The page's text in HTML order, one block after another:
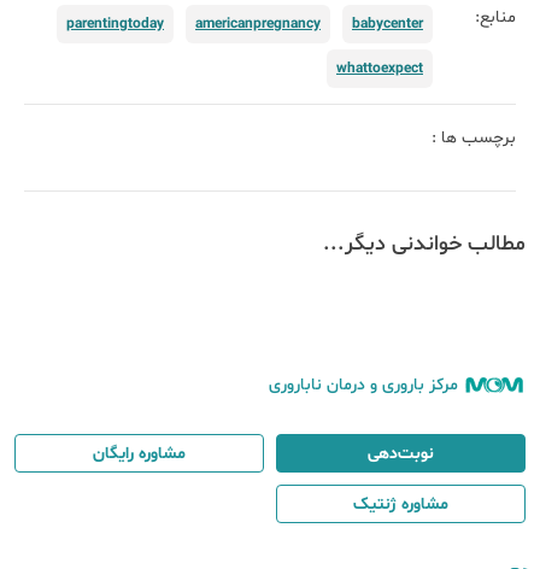
منابع: babycenter
americanpregnancy
parentingtoday
whattoexpect
برچسب ها :
مطالب خواندنی دیگر...
مرکز باروری و درمان ناباروری
نوبت‌دهی مشاوره رایگان
مشاوره ژنتیک